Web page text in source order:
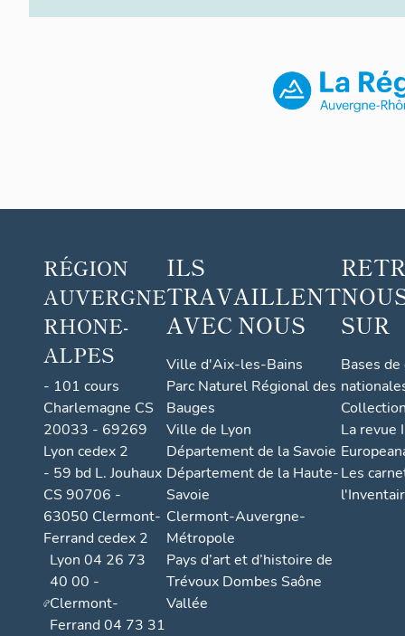
RÉGION
AUVERGNE
RHONE-
ALPES
- 101 cours
Charlemagne CS
20033 - 69269
Lyon cedex 2
- 59 bd L. Jouhaux
CS 90706 -
63050 Clermont-
Ferrand cedex 2
Lyon 04 26 73
40 00 -
Clermont-
Ferrand 04 73 31
ILS
TRAVAILLENT
AVEC NOUS
Ville d'Aix-les-Bains
Parc Naturel Régional des
Bauges
Ville de Lyon
Département de la Savoie
Département de la Haute-
Savoie
Clermont-Auvergne-
Métropole
Pays d’art et d’histoire de
Trévoux Dombes Saône
Vallée
SUR
Bases
La revue
Les